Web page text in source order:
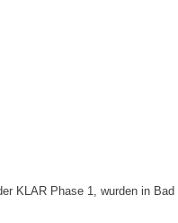
KLAR Phase 1, wurden in